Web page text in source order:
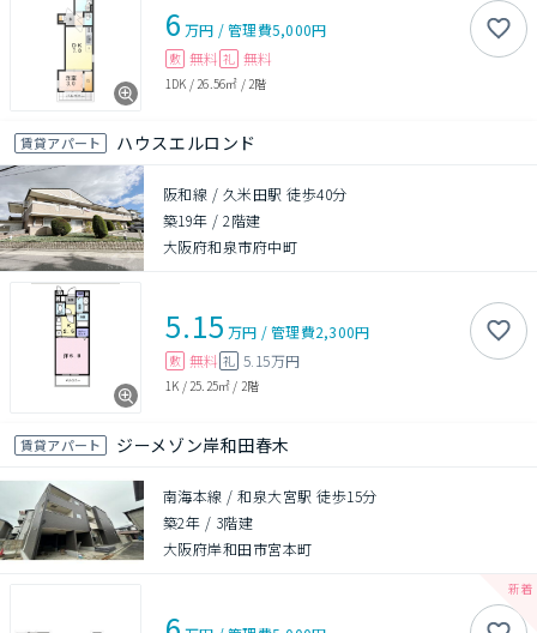
6 万円 /管理費5,000円
敷 無料 礼 無料
1DK / 26.56㎡ / 2階
賃貸アパート ハウスエルロンド
阪和線 / 久米田駅 徒歩40分
築19年 /2階建
大阪府和泉市府中町
5.15 万円 /管理費2,300円
敷 無料 礼 5.15万円
1K / 25.25㎡ / 2階
賃貸アパート ジーメゾン岸和田春木
南海本線 / 和泉大宮駅 徒歩15分
築2年 / 3階建
大阪府岸和田市宮本町